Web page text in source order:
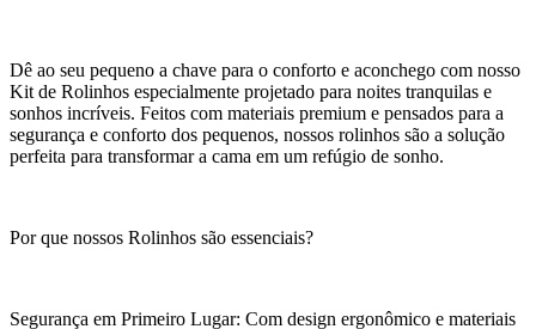
Dê ao seu pequeno a chave para o conforto e aconchego com nosso
Kit de Rolinhos especialmente projetado para noites tranquilas e
sonhos incríveis. Feitos com materiais premium e pensados para a
segurança e conforto dos pequenos, nossos rolinhos são a solução
perfeita para transformar a cama em um refúgio de sonho.
Por que nossos Rolinhos são essenciais?
Segurança em Primeiro Lugar: Com design ergonômico e materiais